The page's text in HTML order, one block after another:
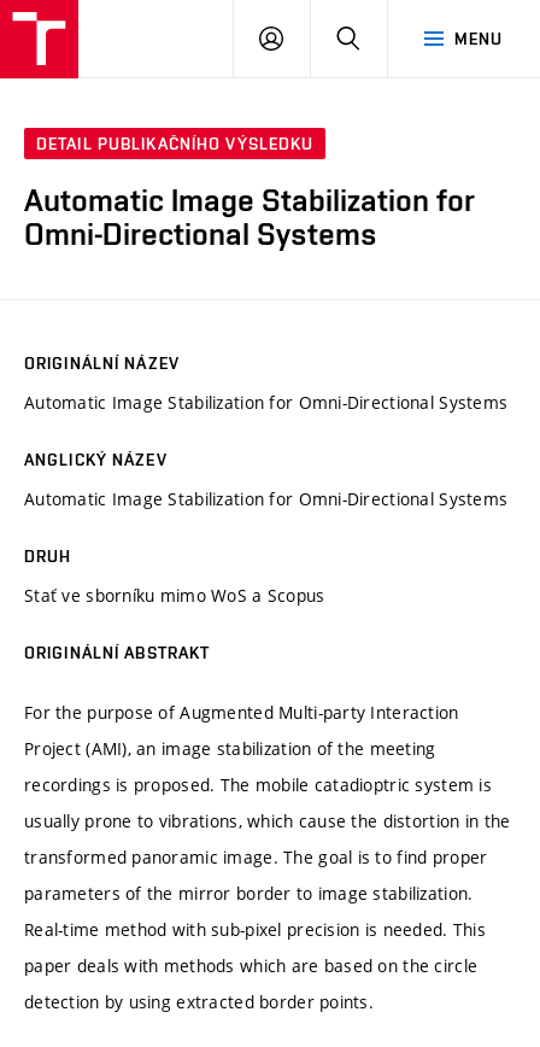
MENU
PŘIHLÁSIT
DETAIL PUBLIKAČNÍHO VÝSLEDKU
Automatic Image Stabilization for
Omni-Directional Systems
ORIGINÁLNÍ NÁZEV
Automatic Image Stabilization for Omni-Directional Systems
ANGLICKÝ NÁZEV
Automatic Image Stabilization for Omni-Directional Systems
DRUH
Stať ve sborníku mimo WoS a Scopus
ORIGINÁLNÍ ABSTRAKT
For the purpose of Augmented Multi-party Interaction
Project (AMI), an image stabilization of the meeting
recordings is proposed. The mobile catadioptric system is
usually prone to vibrations, which cause the distortion in the
transformed panoramic image. The goal is to find proper
parameters of the mirror border to image stabilization.
Real-time method with sub-pixel precision is needed. This
paper deals with methods which are based on the circle
detection by using extracted border points.